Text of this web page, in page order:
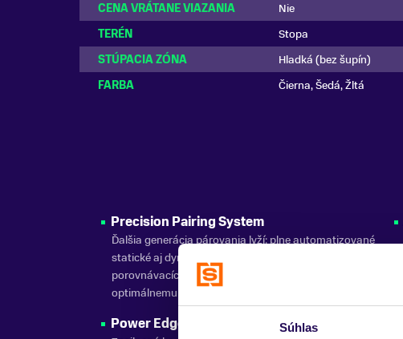
Súhlas
CENA VRÁTANE VIAZANIA Nie
TERÉN
Stopa
STÚPACIA ZÓNA
Hladká (bez šupín)
FARBA
Čierna, Šedá, Žltá
Precision Pairing System
Ďalšia generácia párovania lyží: plne automatizované
statické aj dynamické meranie väčšieho počtu
porovnávacích kritérií slúži k presnému výberu lyží a ich
optimálnemu spárovaniu.
Power Edge